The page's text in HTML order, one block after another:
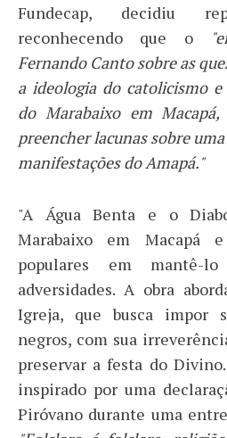
Fundecap, decidiu
reconhecendo que o
Fernando Canto sobre as
a ideologia do catolicismo
do Marabaixo em
preencher lacunas sobre
manifestações do Amapá."
"A Água Benta e o
Marabaixo em Macapá
populares em mantê-
adversidades. A obra
Igreja, que busca impor
negros, com sua
preservar a festa do
inspirado por uma
Piróvano durante uma